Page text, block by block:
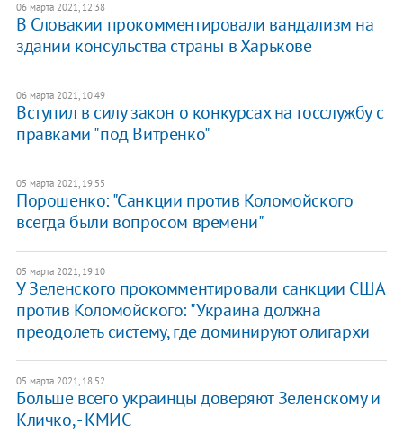
06 марта 2021, 12:38
В Словакии прокомментировали вандализм на
здании консульства страны в Харькове
06 марта 2021, 10:49
Вступил в силу закон о конкурсах на госслужбу с
правками "под Витренко"
05 марта 2021, 19:55
Порошенко: "Санкции против Коломойского
всегда были вопросом времени"
05 марта 2021, 19:10
У Зеленского прокомментировали санкции США
против Коломойского: "Украина должна
преодолеть систему, где доминируют олигархи
05 марта 2021, 18:52
Больше всего украинцы доверяют Зеленскому и
Кличко, - КМИС